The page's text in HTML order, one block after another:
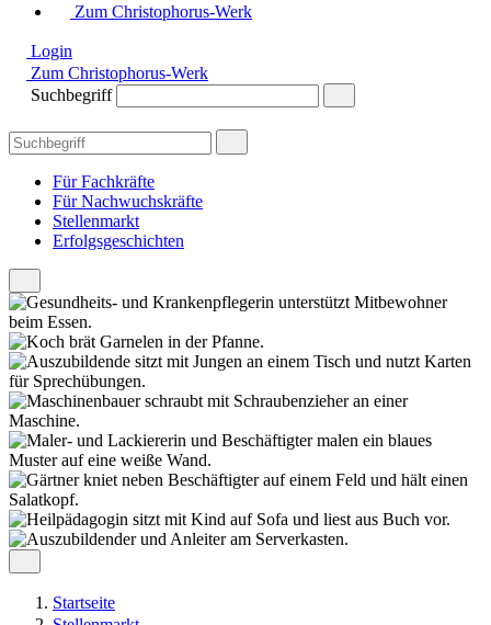
Zum Christophorus-Werk
Login
Zum Christophorus-Werk
Suchbegriff
Für Fachkräfte
Für Nachwuchskräfte
Stellenmarkt
Erfolgsgeschichten
Startseite